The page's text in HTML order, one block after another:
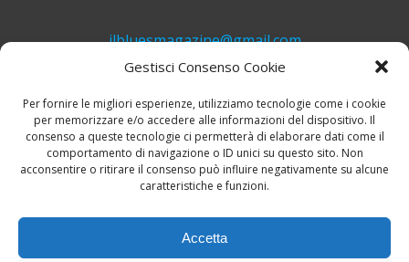
Gestisci Consenso Cookie
Per fornire le migliori esperienze, utilizziamo tecnologie come i cookie
per memorizzare e/o accedere alle informazioni del dispositivo. Il
consenso a queste tecnologie ci permetterà di elaborare dati come il
comportamento di navigazione o ID unici su questo sito. Non
acconsentire o ritirare il consenso può influire negativamente su alcune
caratteristiche e funzioni.
Accetta
ilbluesmagazine@gmail.com
+39 339 748 6635